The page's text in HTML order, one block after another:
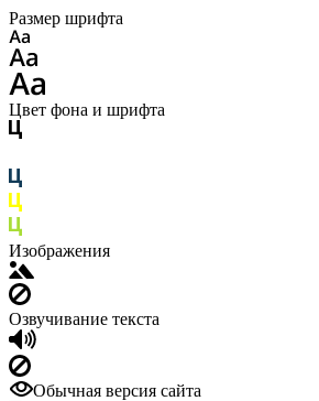
Размер шрифта
Цвет фона и шрифта
Изображения
Озвучивание текста
Обычная версия сайта